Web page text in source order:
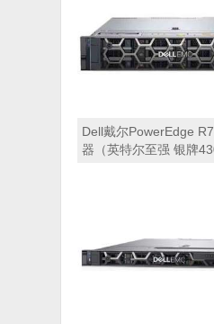
Dell戴尔PowerEdge
器（英特尔至强 银牌